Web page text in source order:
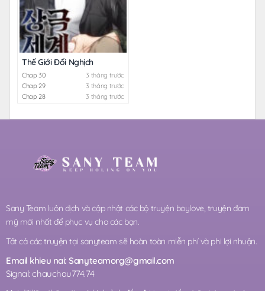
Thế Giới Đối Nghịch
Chap 30
3 tháng trước
Chap 29
3 tháng trước
Chap 28
3 tháng trước
Sany Team luôn dịch và cập nhật các bộ truyện boylove, truyện đam
mỹ mới nhất để phục vụ cho các bạn.
Tất cả các truyện tại sanyteam sẽ hoàn toàn miễn phí và phi lợi nhuận.
Email khieu nai:Sanyteamorg@gmail.com
Signal: chauchau774.74